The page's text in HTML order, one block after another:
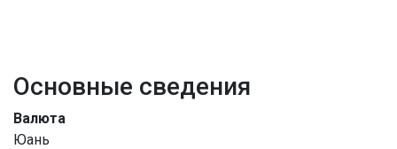
Основные сведения
Валюта
Юань